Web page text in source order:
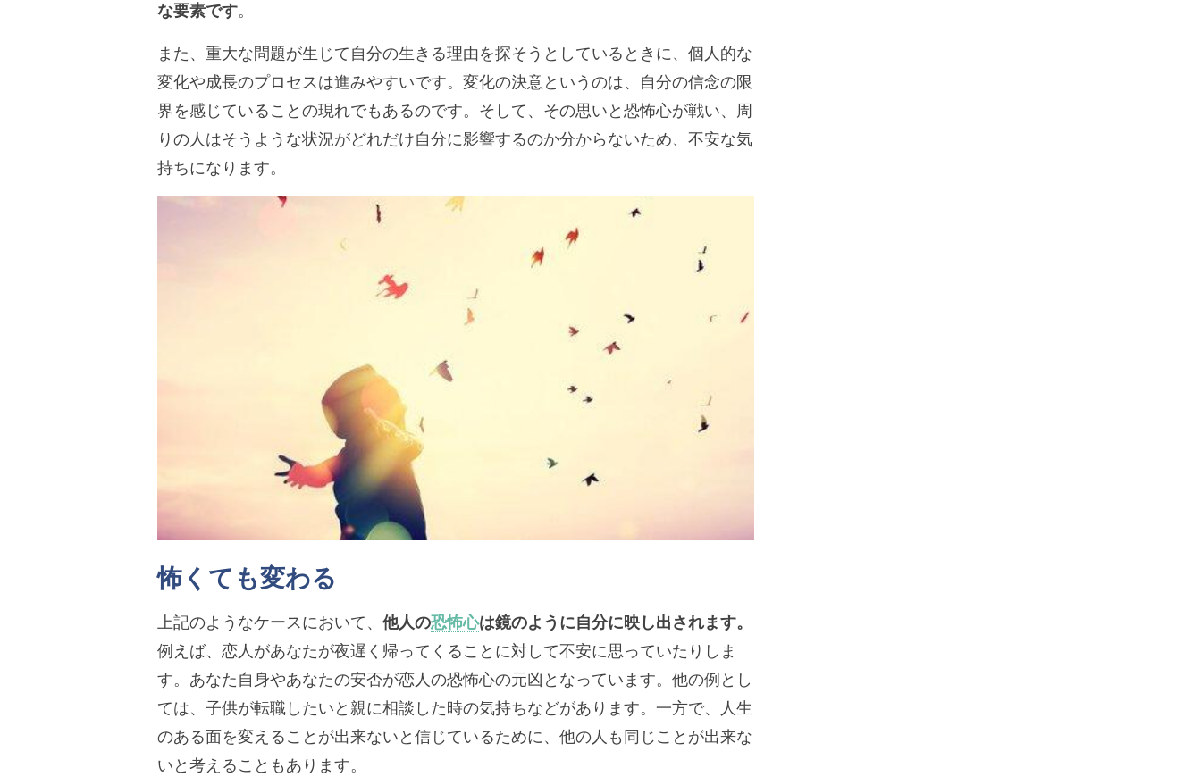
な要素です。
また、重大な問題が生じて自分の生きる理由を探そうとしているときに、個人的な
変化や成長のプロセスは進みやすいです。変化の決意というのは、自分の信念の限
界を感じていることの現れでもあるのです。そして、その思いと恐怖心が戦い、周
りの人はそうような状況がどれだけ自分に影響するのか分からないため、不安な気
持ちになります。
怖くても変わる
上記のようなケースにおいて、 他人の恐怖心は鏡のように自分に映し出されます。
例えば、恋人があなたが夜遅く帰ってくることに対して不安に思っていたりしま
す。あなた自身やあなたの安否が恋人の恐怖心の元凶となっています。他の例とし
ては、子供が転職したいと親に相談した時の気持ちなどがあります。一方で、人生
のある面を変えることが出来ないと信じているために、他の人も同じことが出来な
いと考えることもあります。